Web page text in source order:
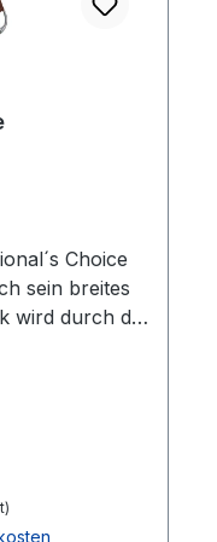
Choice
sein breites
wird durch die
Schwitzen